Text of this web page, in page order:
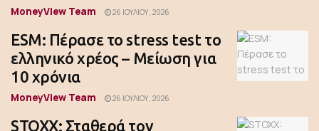
MoneyView Team 26 ΙΟΥΛΊΟΥ, 2026
ESM: Πέρασε το stress test το
ελληνικό χρέος – Μείωση για
10 χρόνια
MoneyView Team 26 ΙΟΥΛΊΟΥ, 2026
STOXX: Σταθερά τον